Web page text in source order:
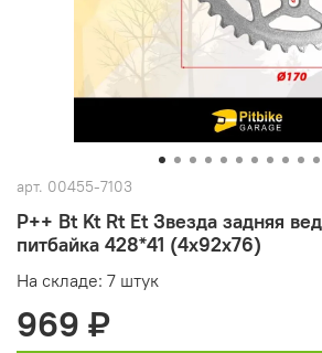
арт. 00455-7103
P++ Bt Kt Rt Et Звезда задняя
питбайка 428*41 (4x92х76)
На складе: 7 штук
969 ₽